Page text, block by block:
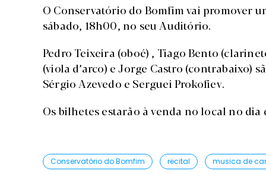
O Conservatório do Bomfim vai promover
sábado, 18h00, no seu Auditório.
Pedro Teixeira (oboé) , Tiago Bento
(viola d’arco) e Jorge Castro (contrabaixo)
Sérgio Azevedo e Serguei Prokofiev.
Os bilhetes estarão à venda no local no
Conservatório do Bomfim recital musica de